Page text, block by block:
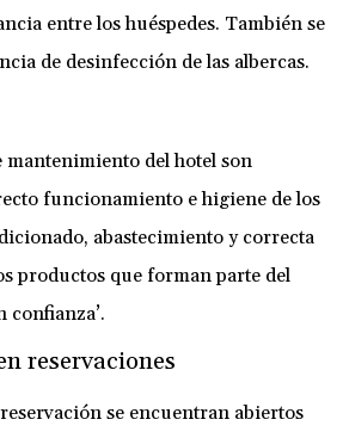
entre los huéspedes. También se
de desinfección de las albercas.
mantenimiento del hotel son
funcionamiento e higiene de los
abastecimiento y correcta
productos que forman parte del
confianza’.
reservaciones
se encuentran abiertos